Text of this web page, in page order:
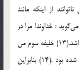
از اينكه مانند
: خداوندا مرا در
برابرمشكلي قرار مده كه علي(عليه السلام) در آن نباشد.(13) خليفه سوم مي
گويد : اگر علي(عليه السلام) ) نبود عثمان هلاك شده بود .(14) بنابراين